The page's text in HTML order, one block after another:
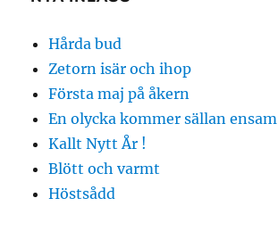
Hårda bud
Zetorn isär och ihop
Första maj på åkern
En olycka kommer sällan ensam
Kallt Nytt År !
Blött och varmt
Höstsådd